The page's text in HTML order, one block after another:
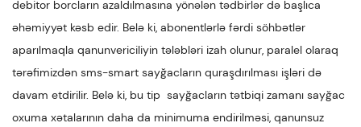
debitor borcların azaldılmasına yönələn tədbirlər də başlıca
əhəmiyyət kəsb edir. Belə ki, abonentlərlə fərdi söhbətlər
aparılmaqla qanunvericiliyin tələbləri izah olunur, paralel olaraq
tərəfimizdən sms-smart sayğacların quraşdırılması işləri də
davam etdirilir. Belə ki, bu tip sayğacların tətbiqi zamanı sayğac
oxuma xətalarının daha da minimuma endirilməsi, qanunsuz